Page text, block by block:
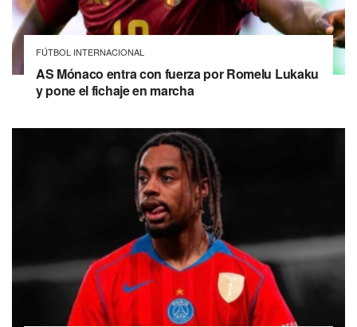
FÚTBOL INTERNACIONAL
AS Mónaco entra con fuerza por Romelu Lukaku
y pone el fichaje en marcha